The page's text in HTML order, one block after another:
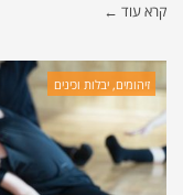
קרא עוד ←
זיהומים, יבלות וכינים